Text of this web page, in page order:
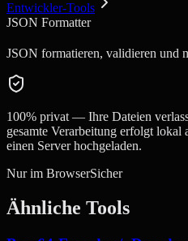
Entwickler-Tools
JSON Formatter
JSON formatieren, validieren und
100% privat — Ihre Dateien
gesamte Verarbeitung erfolgt
einen Server hochgeladen.
Nur im BrowserSicher
Ähnliche Tools